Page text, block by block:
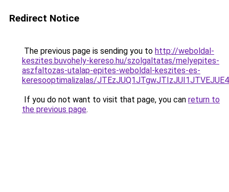
Redirect Notice
The previous page is sending you to http://weboldal-
keszites.buvohely-kereso.hu/szolgaltatas/melyepites-
aszfaltozas-utalap-epites-weboldal-keszites-es-
keresooptimalizalas/
If you do not want to visit that page, you can return to
the previous page.